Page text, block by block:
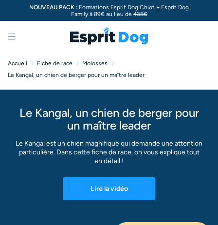
NOUVEAU PACK : Formations Esprit Dog Chiot + Esprit Dog
Family à 89€ au lieu de438€
Menu
Accueil Fiche de race
Molosses
Le Kangal, un chien de berger pour un maître leader
Le Kangal, un chien de berger pour
un maître leader
Le Kangal est un chien magnifique qui demande une attention
particulière. Dans cette fiche de race, on vous explique tout
en détail !
Lire la vidéo